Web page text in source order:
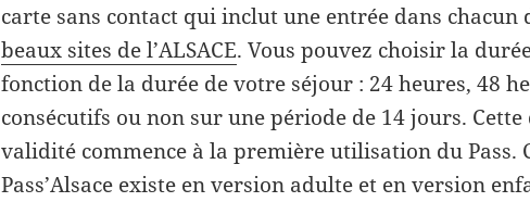
carte sans contact qui inclut une entrée dans chacun
beaux sites de l’ALSACE. Vous pouvez choisir la
fonction de la durée de votre séjour : 24 heures, 48
consécutifs ou non sur une période de 14 jours. Cette
validité commence à la première utilisation du Pass.
Pass’Alsace existe en version adulte et en version